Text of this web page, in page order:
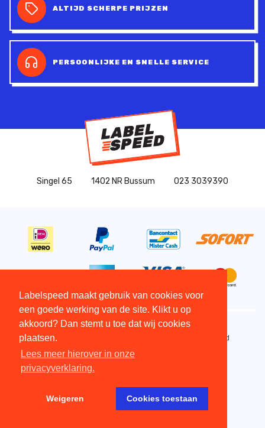
Labelspeed maakt gebruik van cookies voor
een goede werking van de site. Klikt u op
akkoord? Dan stemt u toe dat wij cookies
plaatsen.
Lees meer hierover in onze
privacyverklaring.
Weigeren Cookies toestaan
ALTIJD SCHERPE PRIJZEN
PERSOONLIJKE EN SNELLE SERVICE
Singel 65 1402 NR Bussum 023 3039390
Copyright All Rights Reserved © 2015 - 2026 - Labelspeed
Algemene Voorwaarden
Privacy verklaring
Website by The Cre8ion.Lab